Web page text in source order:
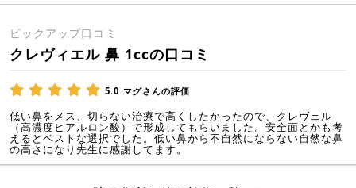
ピックアップ口コミ
クレヴィエル 鼻 1ccの口コミ
5.0 マグさんの評価
低い鼻をメス、切らない治療で高くしたかったので、クレヴェル
（高濃度ヒアルロン酸）で形成してもらいました。安全面とかも考
えるとベストな選択でした。低い鼻から不自然にならない自然な鼻
の高さになり先生に感謝してます。